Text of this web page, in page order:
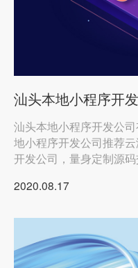
汕头本地小程序开
汕头本地小程序开发公
地小程序开发公司推荐
开发公司，量身定制源码
2020.08.17